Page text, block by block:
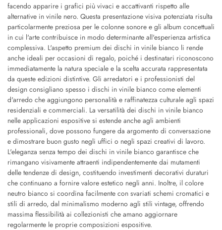
facendo apparire i grafici più vivaci e accattivanti rispetto alle
alternative in vinile nero. Questa presentazione visiva potenziata risulta
particolarmente preziosa per le colonne sonore e gli album concettuali
in cui l'arte contribuisce in modo determinante all'esperienza artistica
complessiva. L'aspetto premium dei dischi in vinile bianco li rende
anche ideali per occasioni di regalo, poiché i destinatari riconoscono
immediatamente la natura speciale e la scelta accurata rappresentata
da queste edizioni distintive. Gli arredatori e i professionisti del
design consigliano spesso i dischi in vinile bianco come elementi
d'arredo che aggiungono personalità e raffinatezza culturale agli spazi
residenziali e commerciali. La versatilità dei dischi in vinile bianco
nelle applicazioni espositive si estende anche agli ambienti
professionali, dove possono fungere da argomento di conversazione
e dimostrare buon gusto negli uffici o negli spazi creativi di lavoro.
L'eleganza senza tempo dei dischi in vinile bianco garantisce che
rimangano visivamente attraenti indipendentemente dai mutamenti
delle tendenze di design, costituendo investimenti decorativi duraturi
che continuano a fornire valore estetico negli anni. Inoltre, il colore
neutro bianco si coordina facilmente con svariati schemi cromatici e
stili di arredo, dal minimalismo moderno agli stili vintage, offrendo
massima flessibilità ai collezionisti che amano aggiornare
regolarmente le proprie composizioni espositive.